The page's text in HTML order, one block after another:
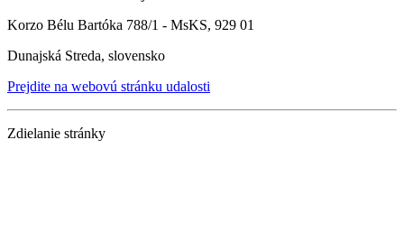
Korzo Bélu Bartóka 788/1 - MsKS, 929 01
Dunajská Streda, slovensko
Prejdite na webovú stránku udalosti
Zdielanie stránky